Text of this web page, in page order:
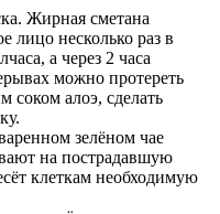
Жирная сметана
лицо несколько раз в
а через 2 часа
можно протереть
алоэ, сделать
зелёном чае
на пострадавшую
клеткам необходимую